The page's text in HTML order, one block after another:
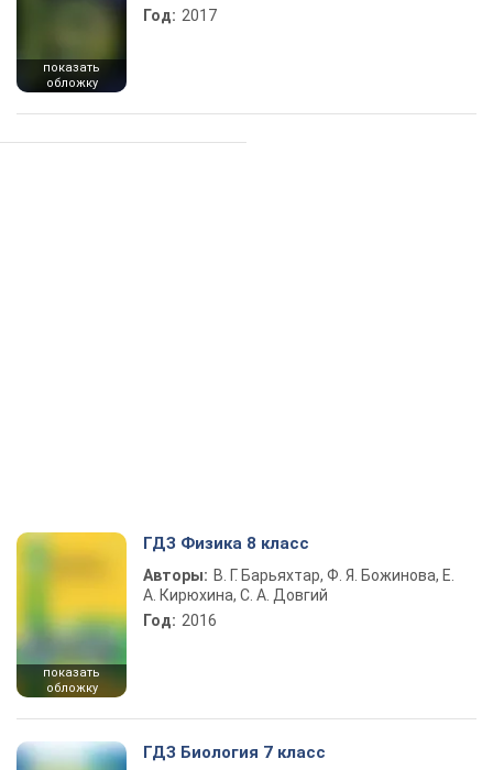
показать
обложку
Год: 2017
показать
обложку
ГДЗ Физика 8 класс
Авторы: В. Г. Барьяхтар, Ф. Я. Божинова, Е.
А. Кирюхина, С. А. Довгий
Год: 2016
ГДЗ Биология 7 класс